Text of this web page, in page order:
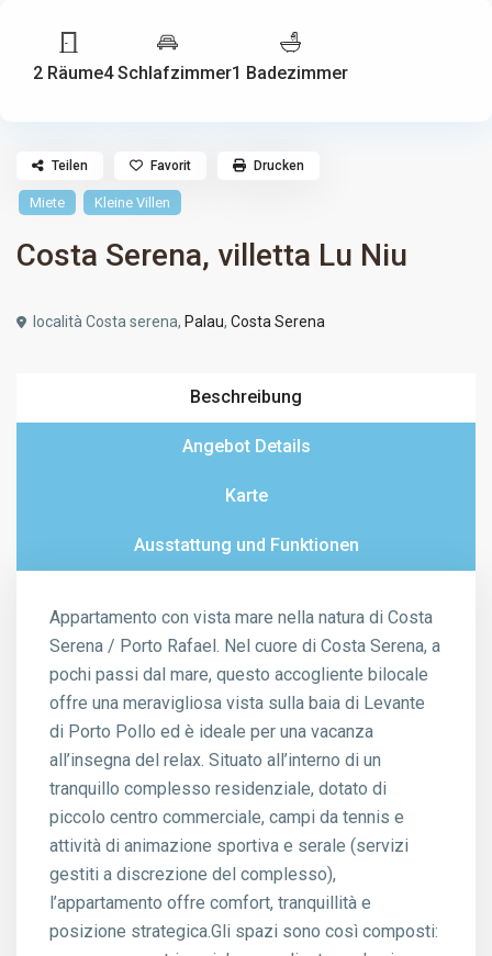
2 Räume4 Schlafzimmer1 Badezimmer
Miete Kleine Villen
Costa Serena, villetta Lu Niu
località Costa serena, Palau,Costa Serena
Teilen Favorit Drucken
Beschreibung
Angebot Details
Karte
Ausstattung und Funktionen
Appartamento con vista mare nella natura di Costa
Serena / Porto Rafael. Nel cuore di Costa Serena, a
pochi passi dal mare, questo accogliente bilocale
offre una meravigliosa vista sulla baia di Levante
di Porto Pollo ed è ideale per una vacanza
all’insegna del relax. Situato all’interno di un
tranquillo complesso residenziale, dotato di
piccolo centro commerciale, campi da tennis e
attività di animazione sportiva e serale (servizi
gestiti a discrezione del complesso),
l’appartamento offre comfort, tranquillità e
posizione strategica.Gli spazi sono così composti: